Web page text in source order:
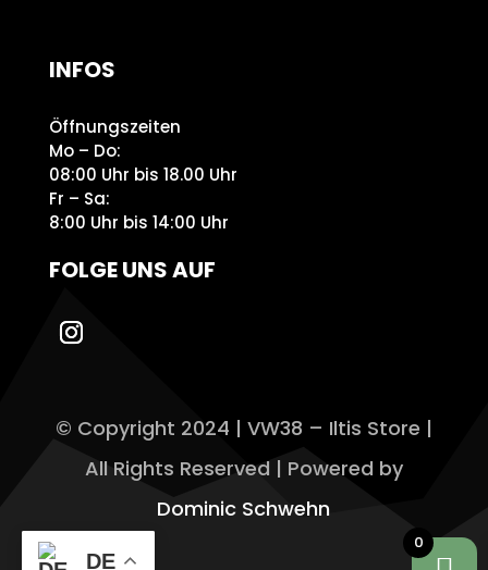
INFOS
Öffnungszeiten
Mo – Do:
08:00 Uhr bis 18.00 Uhr
Fr – Sa:
8:00 Uhr bis 14:00 Uhr
FOLGE UNS AUF
© Copyright 2024 | VW38 – Iltis Store |
All Rights Reserved | Powered by
Dominic Schwehn
DE
0